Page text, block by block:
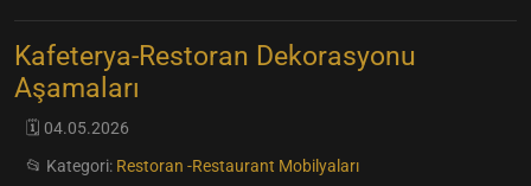
Kafeterya-Restoran Dekorasyonu
Aşamaları
🗓️ 04.05.2026
📂 Kategori: Restoran -Restaurant Mobilyaları